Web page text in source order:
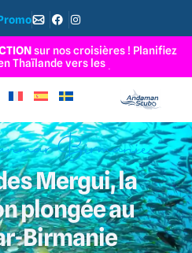
sur nos croisières ! Planifiez
Thaïlande vers les
Birmanie
Mergui, la
plongée au
Birmanie